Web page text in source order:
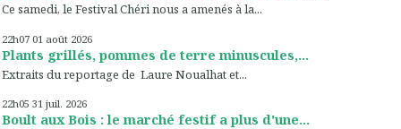
Ce samedi, le Festival Chéri nous a amenés à la...
22h07 01 août 2026
Plants grillés, pommes de terre minuscules,...
Extraits du reportage de Laure Noualhat et...
22h05 31 juil. 2026
Boult aux Bois : le marché festif a plus d'une...